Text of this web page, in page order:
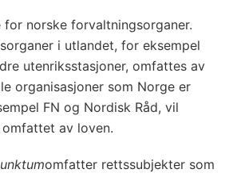
for norske forvaltningsorganer.
i utlandet, for eksempel
utenriksstasjoner, omfattes av
organisasjoner som Norge er
FN og Nordisk Råd, vil
av loven.
omfatter rettssubjekter som